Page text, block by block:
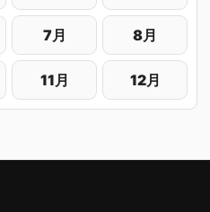
7月 8月
11月 12月